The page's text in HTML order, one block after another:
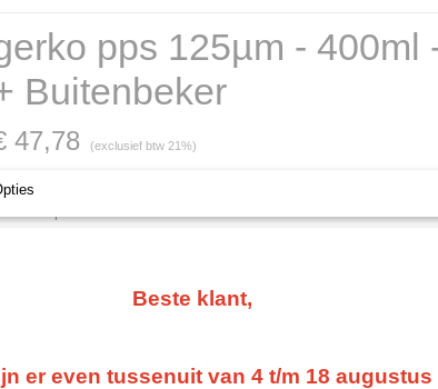
pps 125µm - 400ml
Buitenbeker
47,78 (exclusief btw 21%)
Beste klant,
er even tussenuit van 4 t/m 18 augustus